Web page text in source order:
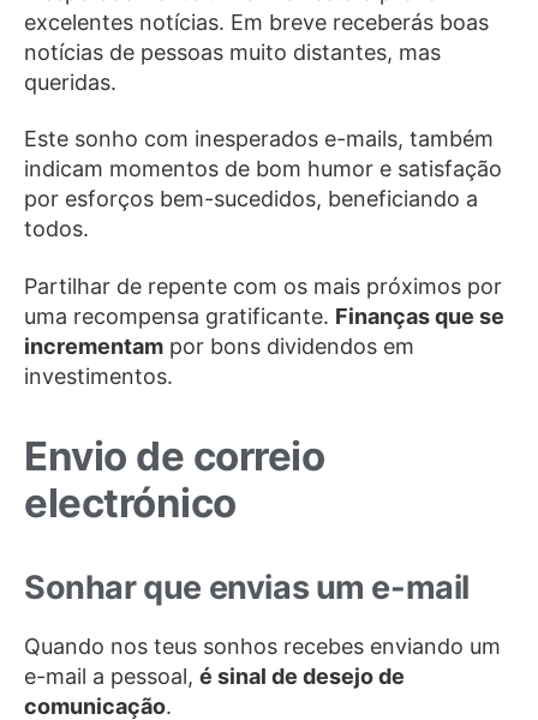
excelentes notícias. Em breve receberás boas
notícias de pessoas muito distantes, mas
queridas.
Este sonho com inesperados e-mails, também
indicam momentos de bom humor e satisfação
por esforços bem-sucedidos, beneficiando a
todos.
Partilhar de repente com os mais próximos por
uma recompensa gratificante. Finanças que se
incrementam por bons dividendos em
investimentos.
Envio de correio
electrónico
Sonhar que envias um e-mail
Quando nos teus sonhos recebes enviando um
e-mail a pessoal, é sinal de desejo de
comunicação.